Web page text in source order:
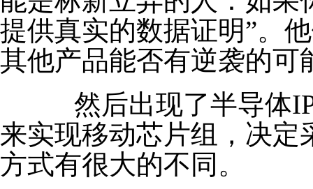
提供真实的数据证明”。
其他产品能否有逆袭的可
然后出现了半导体IP
来实现移动芯片组，决定
方式有很大的不同。